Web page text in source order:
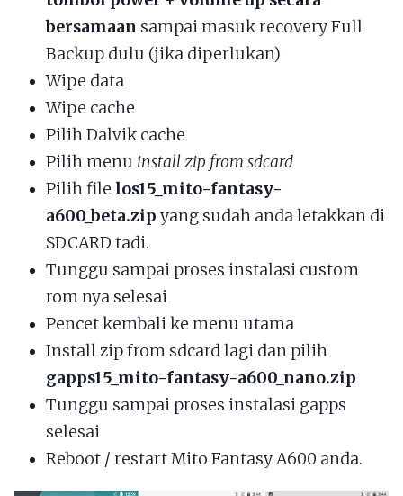
bersamaan sampai masuk recovery Full
Backup dulu (jika diperlukan)
Wipe data
Wipe cache
Pilih Dalvik cache
Pilih menu install zip from sdcard
Pilih file los15_mito-fantasy-
a600_beta.zip yang sudah anda letakkan di
SDCARD tadi.
Tunggu sampai proses instalasi custom
rom nya selesai
Pencet kembali ke menu utama
Install zip from sdcard lagi dan pilih
gapps15_mito-fantasy-a600_nano.zip
Tunggu sampai proses instalasi gapps
selesai
Reboot / restart Mito Fantasy A600 anda.